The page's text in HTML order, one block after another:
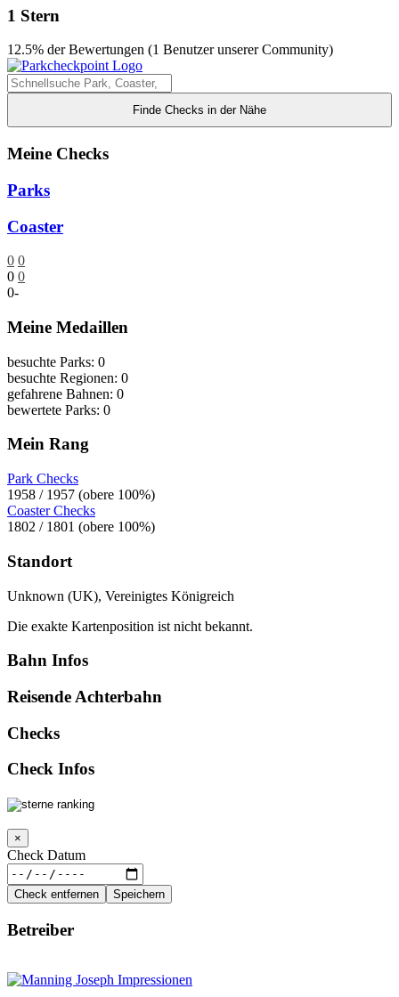
1 Stern
12.5% der Bewertungen (1 Benutzer unserer Community)
Finde Checks in der Nähe
Meine Checks
Parks
Coaster
0 0
0 0
0-
Meine Medaillen
besuchte Parks: 0
besuchte Regionen: 0
gefahrene Bahnen: 0
bewertete Parks: 0
Mein Rang
Park Checks
1958 / 1957 (obere 100%)
Coaster Checks
1802 / 1801 (obere 100%)
Standort
Unknown (UK), Vereinigtes Königreich
Die exakte Kartenposition ist nicht bekannt.
Bahn Infos
Reisende Achterbahn
Checks
Check Infos
×
Check Datum
Check entfernen Speichern
Betreiber